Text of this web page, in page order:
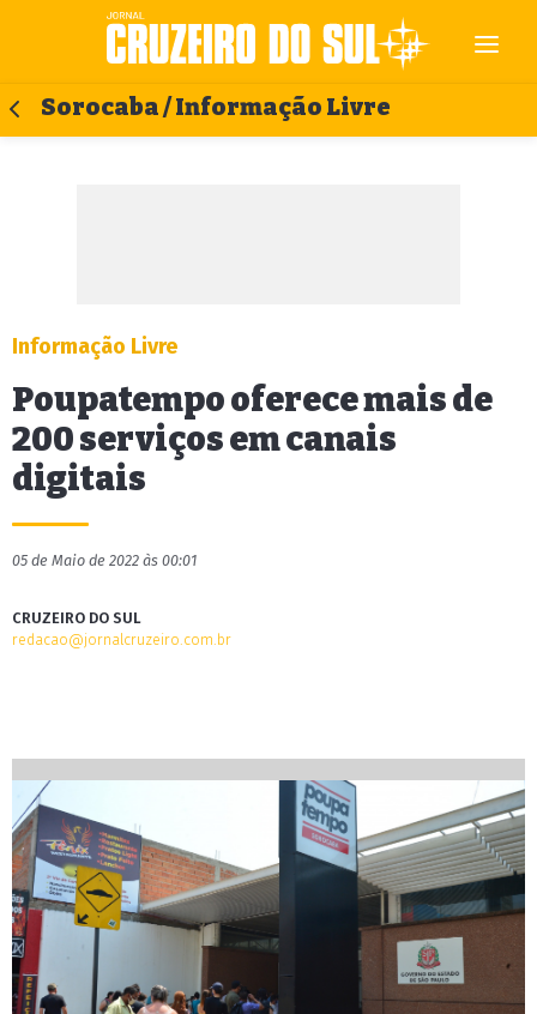
Sorocaba / Informação Livre
Informação Livre
Poupatempo oferece mais de
200 serviços em canais
digitais
05 de Maio de 2022 às 00:01
CRUZEIRO DO SUL
redacao@jornalcruzeiro.com.br